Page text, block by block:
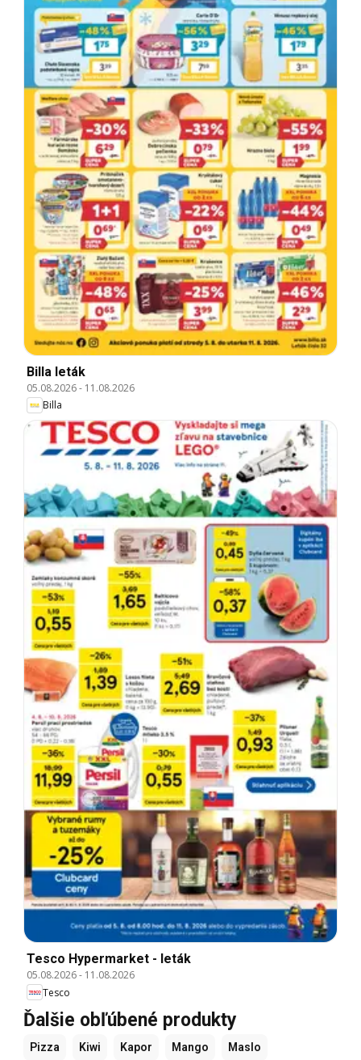
Billa leták
05.08.2026- 11.08.2026
Billa
Tesco Hypermarket - leták
05.08.2026- 11.08.2026
Tesco
Ďalšie obľúbené produkty
Pizza Kiwi Kapor Mango Maslo